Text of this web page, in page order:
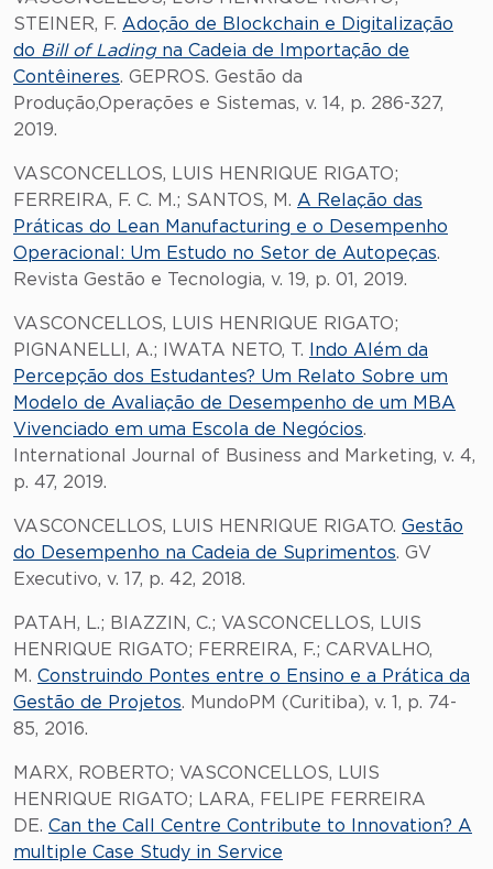
STEINER, F. Adoção de Blockchain e Digitalização
do Bill of Ladingna Cadeia de Importação de
Contêineres. GEPROS. Gestão da
Produção,Operações e Sistemas, v. 14, p. 286-327,
2019.
VASCONCELLOS, LUIS HENRIQUE RIGATO;
FERREIRA, F. C. M.; SANTOS, M. A Relação das
Práticas do Lean Manufacturing e o Desempenho
Operacional: Um Estudo no Setor de Autopeças.
Revista Gestão e Tecnologia, v. 19, p. 01, 2019.
VASCONCELLOS, LUIS HENRIQUE RIGATO;
PIGNANELLI, A.; IWATA NETO, T.
Indo Além da
Percepção dos Estudantes? Um Relato Sobre um
Modelo de Avaliação de Desempenho de um MBA
Vivenciado em uma Escola de Negócios.
International Journal of Business and Marketing, v. 4,
p. 47, 2019.
VASCONCELLOS, LUIS HENRIQUE RIGATO. Gestão
do Desempenho na Cadeia de Suprimentos. GV
Executivo, v. 17, p. 42, 2018.
PATAH, L.; BIAZZIN, C.; VASCONCELLOS, LUIS
HENRIQUE RIGATO; FERREIRA, F.; CARVALHO,
M. Construindo Pontes entre o Ensino e a Prática da
Gestão de Projetos. MundoPM (Curitiba), v. 1, p. 74-
85, 2016.
MARX, ROBERTO; VASCONCELLOS, LUIS
HENRIQUE RIGATO; LARA, FELIPE FERREIRA
DE. Can the Call Centre Contribute to Innovation? A
multiple Case Study in Service